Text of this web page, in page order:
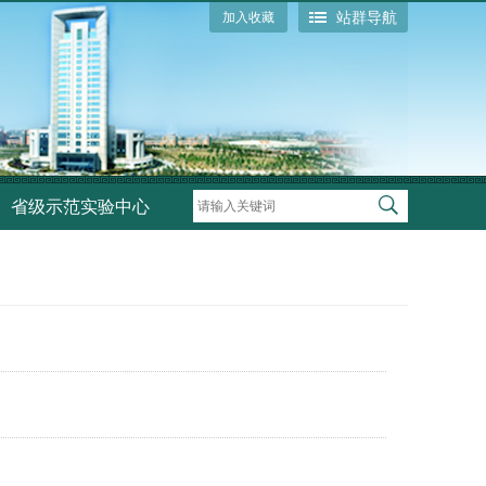
站群导航
加入收藏
省级示范实验中心